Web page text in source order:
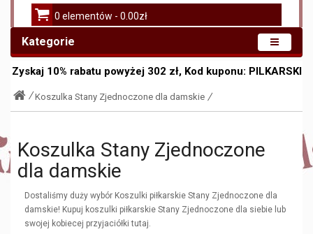
0 elementów - 0.00zł
Kategorie
Zyskaj 10% rabatu powyżej 302 zł, Kod kuponu: PILKARSKI
Koszulka Stany Zjednoczone dla damskie
Koszulka Stany Zjednoczone
dla damskie
Dostaliśmy duży wybór Koszulki piłkarskie Stany Zjednoczone dla
damskie! Kupuj koszulki piłkarskie Stany Zjednoczone dla siebie lub
swojej kobiecej przyjaciółki tutaj.